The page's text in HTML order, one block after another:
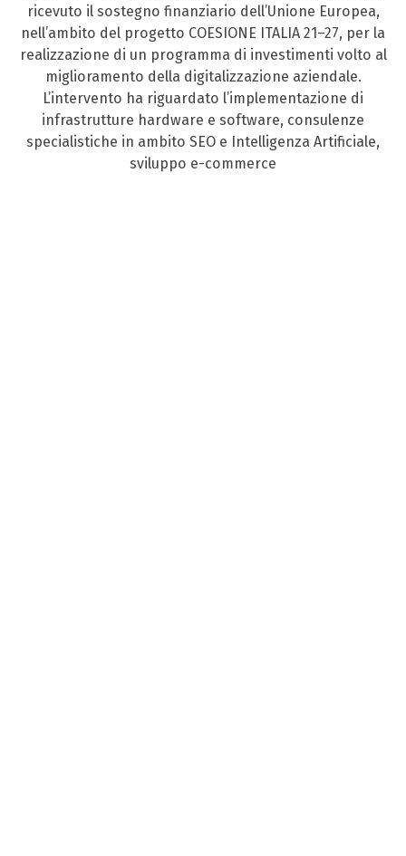
ricevuto il sostegno finanziario dell’Unione Europea,
nell’ambito del progetto COESIONE ITALIA 21–27, per la
realizzazione di un programma di investimenti volto al
miglioramento della digitalizzazione aziendale.
L’intervento ha riguardato l’implementazione di
infrastrutture hardware e software, consulenze
specialistiche in ambito SEO e Intelligenza Artificiale,
sviluppo e-commerce